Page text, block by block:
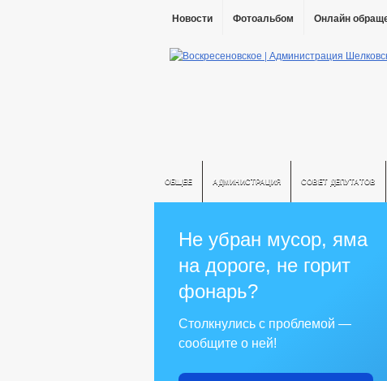
Новости Фотоальбом Онлайн
ОБЩЕЕ АДМИНИСТРАЦИЯ СОВЕТ ДЕПУТАТОВ
Не убран мусор, яма
на дороге, не горит
фонарь?
Столкнулись с проблемой —
сообщите о ней!